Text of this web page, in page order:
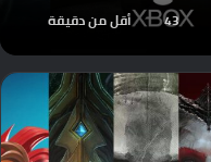
43 أقل من دقيقة